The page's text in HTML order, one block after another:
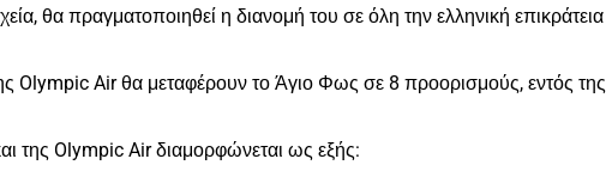
θα πραγματοποιηθεί η διανομή του σε όλη την ελληνική επικράτεια
Olympic Air θα μεταφέρουν το Άγιο Φως σε 8 προορισμούς, εντός της
της Olympic Air διαμορφώνεται ως εξής: